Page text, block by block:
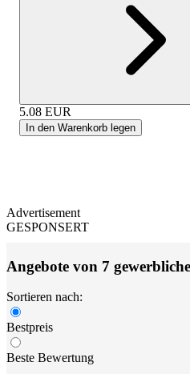
5.08 EUR
In den Warenkorb legen
Advertisement
GESPONSERT
Angebote von 7
Sortieren nach:
Bestpreis
Beste Bewertung